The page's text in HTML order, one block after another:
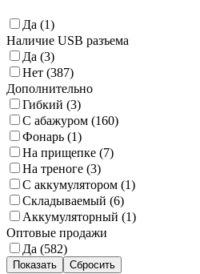
Да (1)
Наличие USB разъема
Да (3)
Нет (387)
Дополнительно
Гибкий (3)
С абажуром (160)
Фонарь (1)
На прищепке (7)
На треноге (3)
С аккумулятором (1)
Складываемый (6)
Аккумуляторный (1)
Оптовые продажи
Да (582)